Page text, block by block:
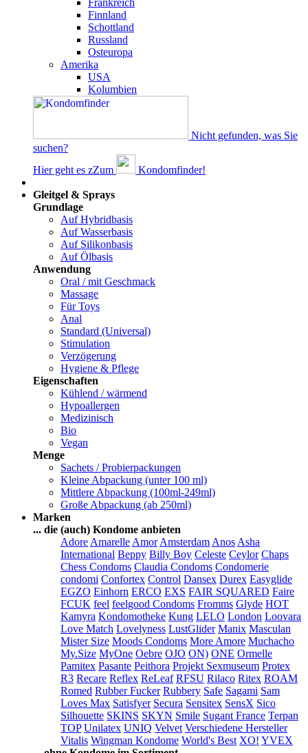
Frankreich
Finnland
Schottland
Russland
Osteuropa
Amerika
USA
Kolumbien
Nicht gefunden, was Sie
suchen?
Hier geht es zZum
Kondomfinder!
Gleitgel & Sprays
Grundlage
Auf Hybridbasis
Auf Wasserbasis
Auf Silikonbasis
Auf Ölbasis
Anwendung
Oral / mit Geschmack
Massage
Für Toys
Anal
Standard (Universal)
Stimulation
Verzögerung
Hygiene & Pflege
Eigenschaften
Kühlend / wärmend
Hypoallergen
Medizinisch
Bio
Vegan
Menge
Sachets / Probierpackungen
Kleine Abpackung (unter 100 ml)
Mittlere Abpackung (100ml-249ml)
Große Abpackung (ab 250ml)
Marken
... die (auch) Kondome anbieten
Adore Amarelle Amor Amsterdam Anos Asha
International Beppy Billy Boy Celeste Ceylor Chaps
Chess Condoms Claudia Condoms Condomerie
condomi Confortex Control Dansex Durex Easyglide
EGZO Einhorn ERCO EXS FAIR SQUARED Faire
FCUK feel feelgood Condoms Fromms Glyde HOT
Kamyra Kondomotheke Kung LELO London Loovara
Love Match Lovelyness LustGlider Manix Masculan
Mister Size Moods Condoms More Amore Muchacho
My.Size MyOne Oebre OJO ON) ONE Ormelle
Pamitex Pasante Peithora Projekt Sexmuseum Protex
R3 Recare Reflex ReLeaf RFSU Rilaco Ritex ROAM
Romed Rubber Fucker Rubbery Safe Sagami Sam
Loves Max Satisfyer Secura Sensitex SensX Sico
Silhouette SKINS SKYN Smile Sugant France Terpan
TOP Unilatex UNIQ Velvet Verschiedene Hersteller
Vitalis Wingman Kondome World's Best XO! YVEX